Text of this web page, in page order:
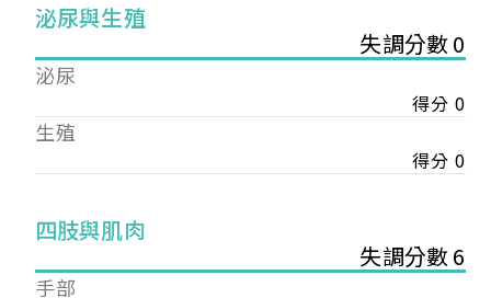
泌尿與生殖
失調分數 0
泌尿
得分 0
生殖
得分 0
四肢與肌肉
失調分數 6
手部
您已成功送出會員申請
您好，您的會員申請，已成功送出，經本協會理事